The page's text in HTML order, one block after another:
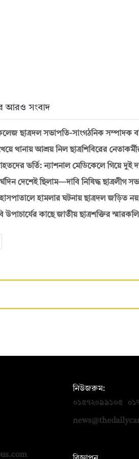
আরও সংবাদ
ছাত্রদল সভাপতি-সাংগঠনিক সম্পাদক
থানায় আশ্রয় নিল ছাত্রশিবিরের
ভর্তি: ন্যাশনাল মেডিকেলে গিয়ে দুই
দেশেই ছিলাম—দাবি নিষিদ্ধ ছাত্রলীগ
হামলার ঘটনায় ছাত্রদল জড়িত
কাছে জাতীয় ছাত্রশক্তির
নিউজরুম:
০১৫৭২০৯৯১০৫